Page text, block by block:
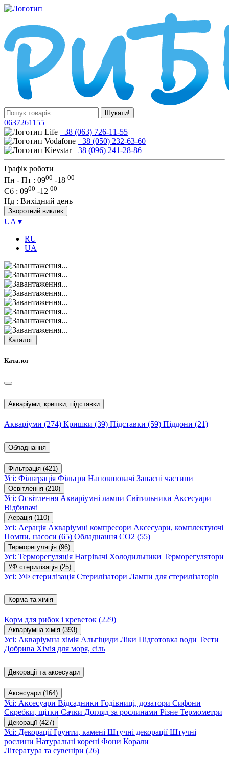
Шукати!
0637261155
+38 (063) 726-11-55
+38 (050) 232-63-60
+38 (096) 241-28-86
Графік роботи
Пн - Пт : 0900 -18 00
Сб : 0900 -12 00
Нд : Вихідний день
Зворотний виклик
UA ▾
RU
UA
Каталог
Каталог
Акваріуми, кришки, підставки
Акваріуми (274) Кришки (39) Підставки (59) Піддони (21)
Обладнання
Фільтрація (421)
Усі: Фільтрація Фільтри Наповнювачі Запасні частини
Освітлення (210)
Усі: Освітлення Акваріумні лампи Світильники Аксесуари
Відбивачі
Аерація (110)
Усі: Аерація Акваріумні компресори Аксесуари, комплектуючі
Помпи, насоси (65) Обладнання CO2 (55)
Терморегуляція (96)
Усі: Терморегуляція Нагрівачі Холодильники Терморегулятори
УФ стерилізація (25)
Усі: УФ стерилізація Стерилізатори Лампи для стерилізаторів
Корма та хімія
Корм для рибок і креветок (229)
Акваріумна хімія (393)
Усі: Акваріумна хімія Альгіциди Ліки Підготовка води Тести
Добрива Хімія для моря, сіль
Декорації та аксесуари
Аксесуари (164)
Усі: Аксесуари Відсадники Годівниці, дозатори Сифони
Скребки, щітки Сачки Догляд за рослинами Різне Термометри
Декорації (427)
Усі: ДекораціїҐрунти, камені Штучні декораціїШтучні
рослини Натуральні корені Фони Корали
Література та сувеніри (26)